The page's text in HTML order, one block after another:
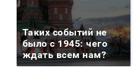
Таких событий не
было с 1945: чего
ждать всем нам?